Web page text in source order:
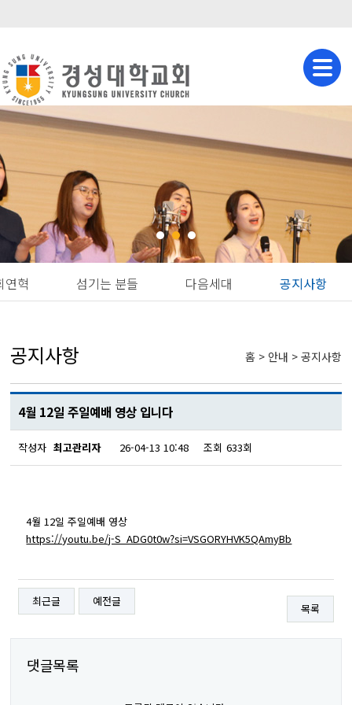
연혁 섬기는 분들 다음세대 공지사항
공지사항 홈 > 안내 > 공지사항
4월 12일 주일예배 영상 입니다
작성자 최고관리자 26-04-13 10:48 조회 633회
4월 12일 주일예배 영상
https://youtu.be/j-S_ADG0t0w?si=VSGORYHVK5QAmyBb
최근글 예전글
목록
댓글목록